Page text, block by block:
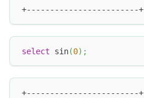
+------------------------+
select sin(0) ;
+------------------------+